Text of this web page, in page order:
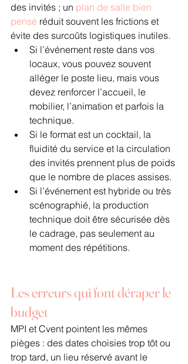
des invités ; un plan de salle bien
pensé réduit souvent les frictions et
évite des surcoûts logistiques inutiles.
Si l’événement reste dans vos
locaux, vous pouvez souvent
alléger le poste lieu, mais vous
devez renforcer l’accueil, le
mobilier, l’animation et parfois la
technique.
Si le format est un cocktail, la
fluidité du service et la circulation
des invités prennent plus de poids
que le nombre de places assises.
Si l’événement est hybride ou très
scénographié, la production
technique doit être sécurisée dès
le cadrage, pas seulement au
moment des répétitions.
Les erreurs qui font déraper le
budget
MPI et Cvent pointent les mêmes
pièges : des dates choisies trop tôt ou
trop tard, un lieu réservé avant le